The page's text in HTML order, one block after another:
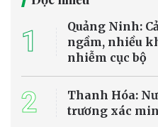
1
Quảng Ninh:
ngầm, nhiều
nhiễm cục bộ
2
Thanh Hóa:
trương xác